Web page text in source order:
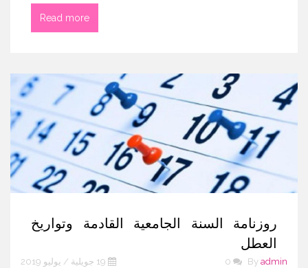
Read more
روزنامة السنة الجامعية القادمة وتواريخ
العطل
By admin